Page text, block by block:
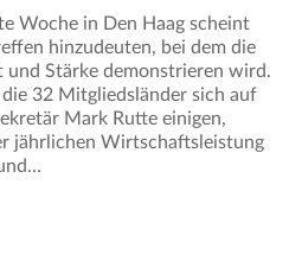
Woche in Den Haag scheint
hinzudeuten, bei dem die
und Stärke demonstrieren wird.
die 32 Mitgliedsländer sich auf
Mark Rutte einigen,
jährlichen Wirtschaftsleistung